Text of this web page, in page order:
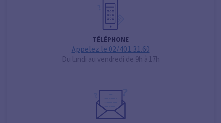
TÉLÉPHONE
Appelez le 02/401.31.60
Du lundi au vendredi de 9h à 17h